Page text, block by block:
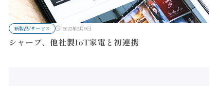
新製品/サービス 2022年2月9日
シャープ、他社製IoT家電と初連携